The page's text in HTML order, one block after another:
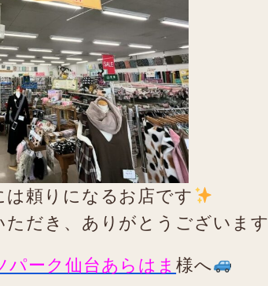
頼りになるお店です
ただき、ありがとうございます
パーク仙台あらはま様へ